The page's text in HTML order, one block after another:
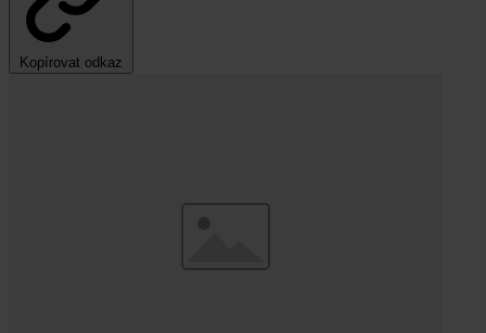
Kopírovat odkaz